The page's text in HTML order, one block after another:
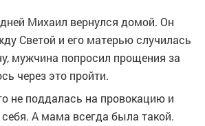
Михаил вернулся домой. Он
Светой и его матерью случилась
мужчина попросил прощения за
через это пройти.
не поддалась на провокацию и
А мама всегда была такой.